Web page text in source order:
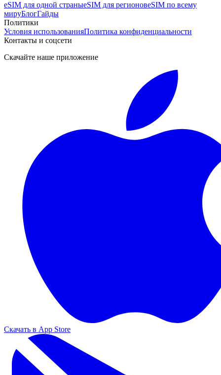
eSIM для одной страныeSIM для регионовeSIM по всему
мируБлогГайды
Политики
Условия использованияПолитика конфиденциальности
Контакты и соцсети
Скачайте наше приложение
Скачать в App Store